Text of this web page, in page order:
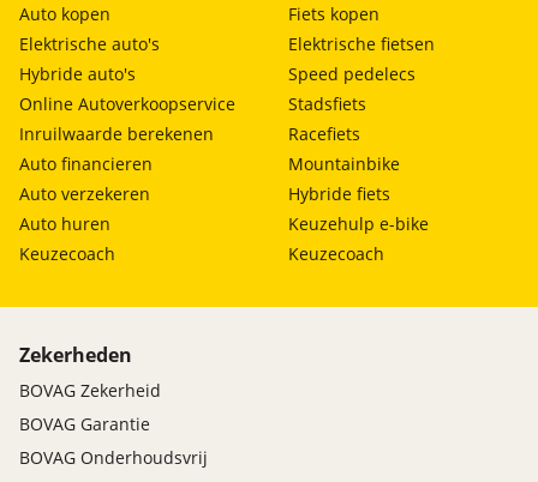
Auto kopen
Elektrische auto's
Hybride auto's
Online Autoverkoopservice
Inruilwaarde berekenen
Auto financieren
Auto verzekeren
Auto huren
Keuzecoach
Fiets kopen
Elektrische fietsen
Speed pedelecs
Stadsfiets
Racefiets
Mountainbike
Hybride fiets
Keuzehulp e-bike
Keuzecoach
Zekerheden
BOVAG Zekerheid
BOVAG Garantie
BOVAG Onderhoudsvrij